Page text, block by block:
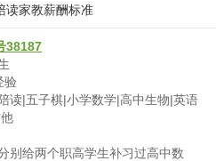
读家教薪酬标准
38187
验
读|五子棋|小学数学|高中生物|英语
别给两个职高学生补习过高中数